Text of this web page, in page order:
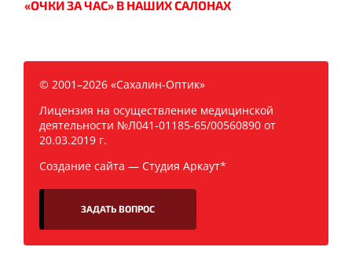
«ОЧКИ ЗА ЧАС» В НАШИХ САЛОНАХ
© 2001–2026 «Сахалин-Оптик»
Лицензия на осуществление медицинской
деятельности №Л041-01185-65/00560890 от
20.03.2019 г.
Создание сайта — Студия Аркаут*
ЗАДАТЬ ВОПРОС